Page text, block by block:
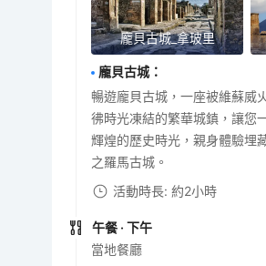
龐貝古城_拿玻里
龐貝古城：
暢遊龐貝古城，一座被維蘇威
彿時光凍結的繁華城鎮，讓您
輝煌的歷史時光，親身體驗埋
之羅馬古城。
活動時長: 約2小時
午餐 · 下午
當地餐廳